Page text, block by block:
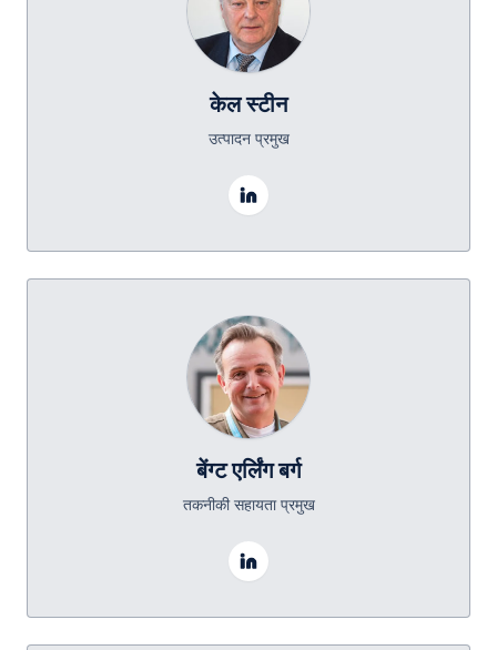
केल स्टीन
उत्पादन प्रमुख
बेंग्ट एर्लिंग बर्ग
तकनीकी सहायता प्रमुख